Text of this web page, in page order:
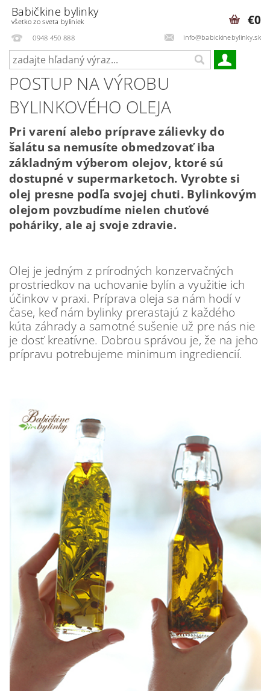
Babičkine bylinky
všetko zo sveta byliniek
0948 450 888
info@babickinebylinky.sk
€0
POSTUP NA VÝROBU
BYLINKOVÉHO OLEJA
Pri varení alebo príprave zálievky do
šalátu sa nemusíte obmedzovať iba
základným výberom olejov, ktoré sú
dostupné v supermarketoch. Vyrobte si
olej presne podľa svojej chuti. Bylinkovým
olejom povzbudíme nielen chuťové
poháriky, ale aj svoje zdravie.
Olej je jedným z prírodných konzervačných
prostriedkov na uchovanie bylín a využitie ich
účinkov v praxi. Príprava oleja sa nám hodí v
čase, keď nám bylinky prerastajú z každého
kúta záhrady a samotné sušenie už pre nás nie
je dosť kreatívne. Dobrou správou je, že na jeho
prípravu potrebujeme minimum ingrediencií.